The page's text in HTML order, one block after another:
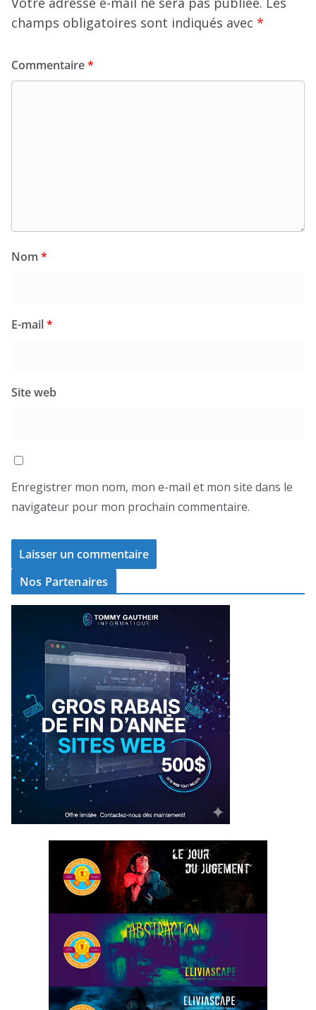
champs obligatoires sont indiqués avec *
Commentaire*
Nom *
E-mail*
Site web
Enregistrer mon nom, mon e-mail et mon site dans le
navigateur pour mon prochain commentaire.
Nos Partenaires